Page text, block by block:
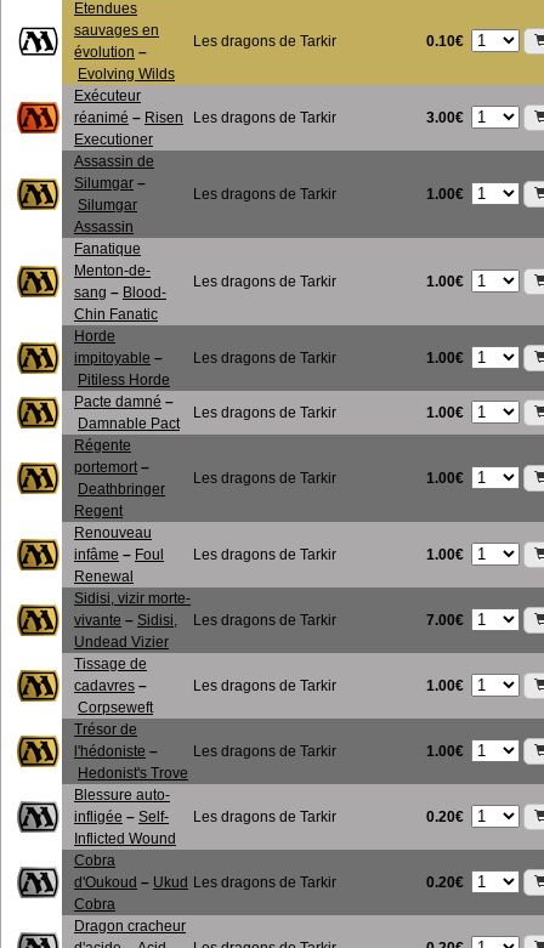
Etendues
sauvages en
évolution –
Evolving Wilds
Les dragons de Tarkir 0.10€
Exécuteur
réanimé – Risen
Executioner
Les dragons de Tarkir 3.00€
Assassin de
Silumgar –
Silumgar
Assassin
Les dragons de Tarkir 1.00€
Fanatique
Menton-de-
sang – Blood-
Chin Fanatic
Les dragons de Tarkir 1.00€
Horde
impitoyable –
Pitiless Horde
Les dragons de Tarkir 1.00€
Pacte damné –
Damnable Pact
Les dragons de Tarkir 1.00€
Régente
portemort –
Deathbringer
Regent
Les dragons de Tarkir 1.00€
Renouveau
infâme – Foul
Renewal
Les dragons de Tarkir 1.00€
Sidisi, vizir morte-
vivante – Sidisi,
Undead Vizier
Les dragons de Tarkir 7.00€
Tissage de
cadavres –
Corpseweft
Les dragons de Tarkir 1.00€
Trésor de
l'hédoniste –
Hedonist's Trove
Les dragons de Tarkir 1.00€
Blessure auto-
infligée – Self-
Inflicted Wound
Les dragons de Tarkir 0.20€
Cobra
d'Oukoud – Ukud
Cobra
Les dragons de Tarkir 0.20€
Dragon cracheur